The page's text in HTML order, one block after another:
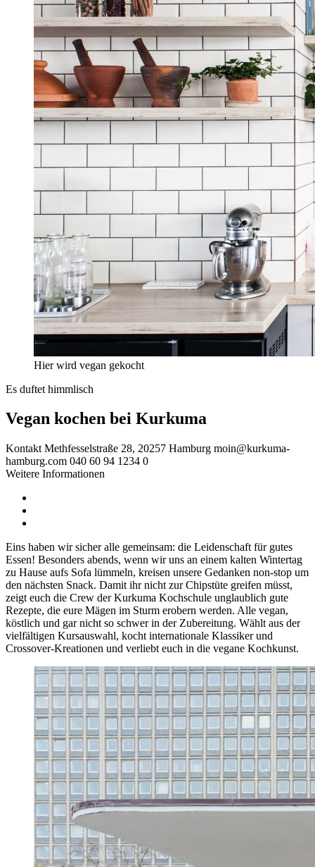
Hier wird vegan gekocht
Es duftet himmlisch
Vegan kochen bei Kurkuma
Kontakt Methfesselstraße 28, 20257 Hamburg moin@kurkuma-
hamburg.com 040 60 94 1234 0
Weitere Informationen
Eins haben wir sicher alle gemeinsam: die Leidenschaft für gutes
Essen! Besonders abends, wenn wir uns an einem kalten Wintertag
zu Hause aufs Sofa lümmeln, kreisen unsere Gedanken non-stop um
den nächsten Snack. Damit ihr nicht zur Chipstüte greifen müsst,
zeigt euch die Crew der Kurkuma Kochschule unglaublich gute
Rezepte, die eure Mägen im Sturm erobern werden. Alle vegan,
köstlich und gar nicht so schwer in der Zubereitung. Wählt aus der
vielfältigen Kursauswahl, kocht internationale Klassiker und
Crossover-Kreationen und verliebt euch in die vegane Kochkunst.